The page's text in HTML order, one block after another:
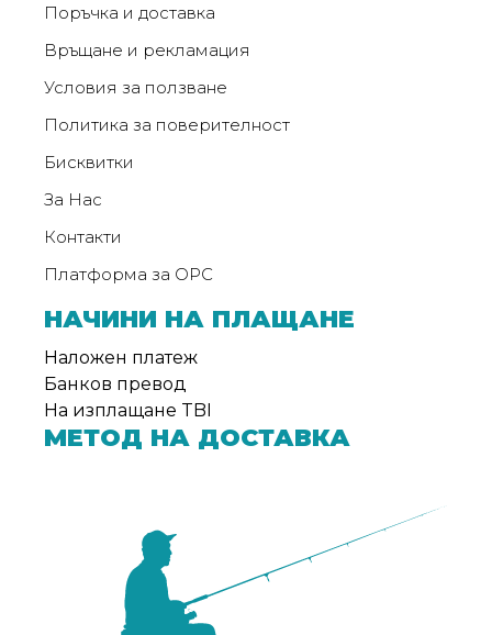
Поръчка и доставка
Връщане и рекламация
Условия за ползване
Политика за поверителност
Бисквитки
За Нас
Контакти
Платформа за ОРС
НАЧИНИ НА ПЛАЩАНЕ
Наложен платеж
Банков превод
На изплащане TBI
МЕТОД НА ДОСТАВКА